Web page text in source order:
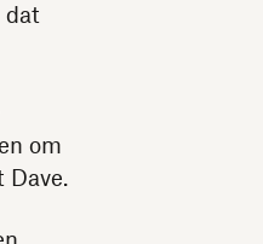
dat
om
Dave.